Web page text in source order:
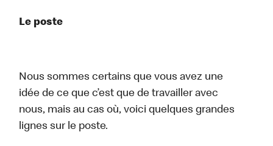
Le poste
Nous sommes certains que vous avez une
idée de ce que c’est que de travailler avec
nous, mais au cas où, voici quelques grandes
lignes sur le poste.